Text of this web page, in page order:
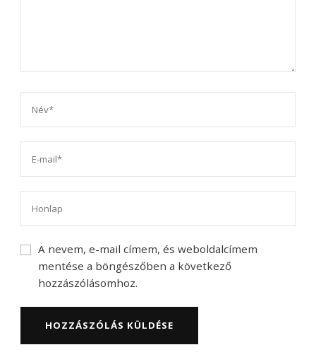
A nevem, e-mail címem, és weboldalcímem
mentése a böngészőben a következő
hozzászólásomhoz.